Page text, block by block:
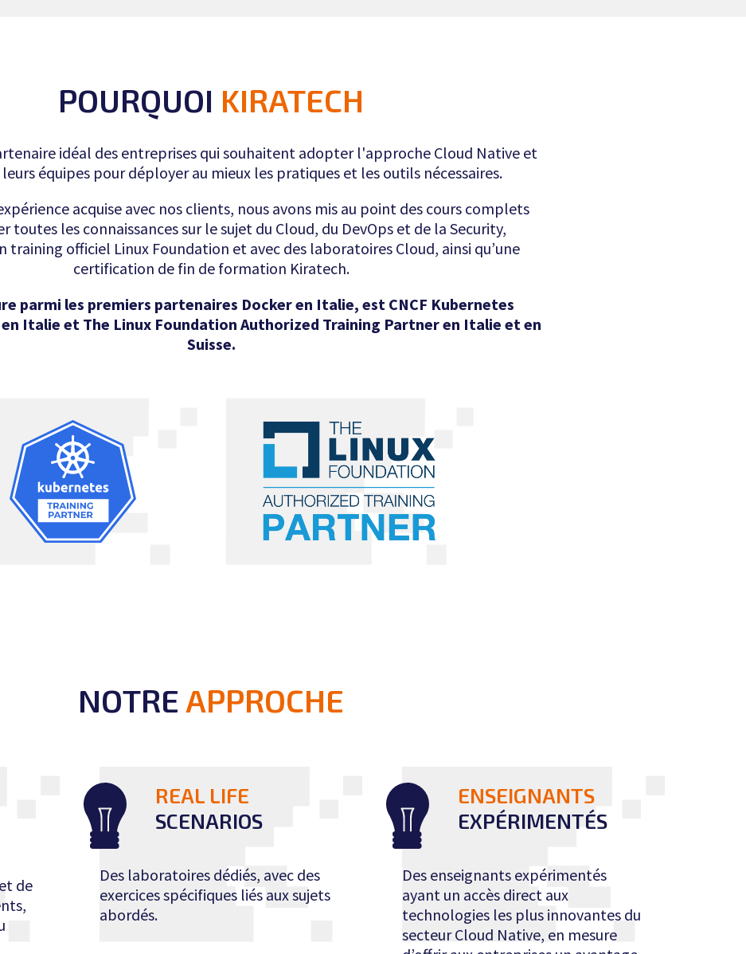
POURQUOI KIRATECH
idéal des entreprises qui souhaitent adopter l'approche Cloud Native et
équipes pour déployer au mieux les pratiques et les outils nécessaires.
acquise avec nos clients, nous avons mis au point des cours complets
toutes les connaissances sur le sujet du Cloud, du DevOps et de la Security,
training officiel Linux Foundation et avec des laboratoires Cloud, ainsi qu’une
certification de fin de formation Kiratech.
parmi les premiers partenaires Docker en Italie, est CNCF Kubernetes
Italie et The Linux Foundation Authorized Training Partner en Italie et en
Suisse.
NOTRE APPROCHE
de
REAL LIFE
SCENARIOS
Des laboratoires dédiés, avec des
exercices spécifiques liés aux sujets
abordés.
ENSEIGNANTS
EXPÉRIMENTÉS
Des enseignants expérimentés
ayant un accès direct aux
technologies les plus innovantes du
secteur Cloud Native, en mesure